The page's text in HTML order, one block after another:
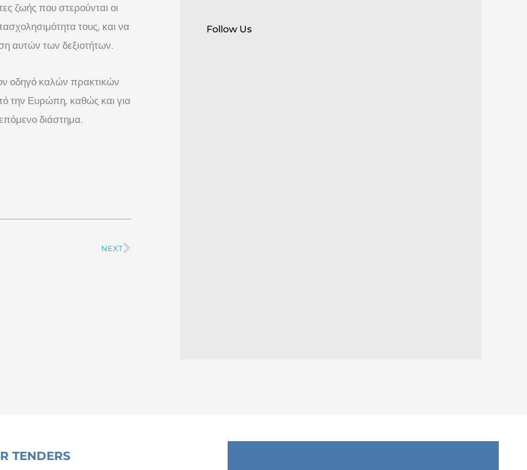
ζωής που στερούνται οι
τους, και να
αυτών των δεξιοτήτων.
οδηγό καλών πρακτικών
την Ευρώπη, καθώς και για
διάστημα.
NEXTNext
Follow Us
TENDERS